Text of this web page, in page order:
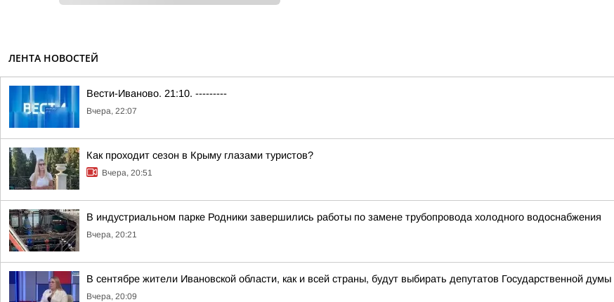
ЛЕНТА НОВОСТЕЙ
Вести-Иваново. 21:10. ---------
Вчера, 22:07
Как проходит сезон в Крыму глазами туристов?
Вчера, 20:51
В индустриальном парке Родники завершились работы по замене трубопровода холодного водоснабжения
Вчера, 20:21
В сентябре жители Ивановской области, как и всей страны, будут выбирать депутатов Государственной думы
Вчера, 20:09